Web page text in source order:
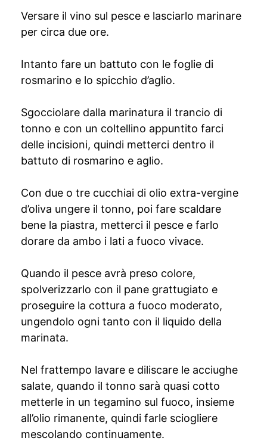
Versare il vino sul pesce e lasciarlo marinare
per circa due ore.
Intanto fare un battuto con le foglie di
rosmarino e lo spicchio d’aglio.
Sgocciolare dalla marinatura il trancio di
tonno e con un coltellino appuntito farci
delle incisioni, quindi metterci dentro il
battuto di rosmarino e aglio.
Con due o tre cucchiai di olio extra-vergine
d’oliva ungere il tonno, poi fare scaldare
bene la piastra, metterci il pesce e farlo
dorare da ambo i lati a fuoco vivace.
Quando il pesce avrà preso colore,
spolverizzarlo con il pane grattugiato e
proseguire la cottura a fuoco moderato,
ungendolo ogni tanto con il liquido della
marinata.
Nel frattempo lavare e diliscare le acciughe
salate, quando il tonno sarà quasi cotto
metterle in un tegamino sul fuoco, insieme
all’olio rimanente, quindi farle sciogliere
mescolando continuamente.